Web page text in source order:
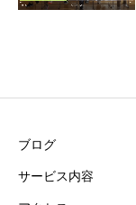
ブログ
サービス内容